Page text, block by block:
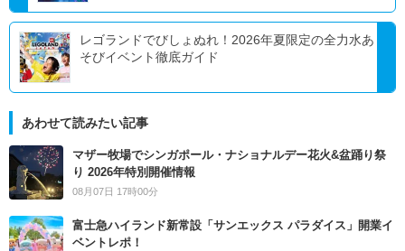
レゴランドでびしょぬれ！2026年夏限定の全力水あ
そびイベント徹底ガイド
あわせて読みたい記事
マザー牧場でシンガポール・ナショナルデー花火&盆踊り祭
り 2026年特別開催情報
08月07日 17時00分
富士急ハイランド新常設「サンエックス パラダイス」開業イ
ベントレポ！